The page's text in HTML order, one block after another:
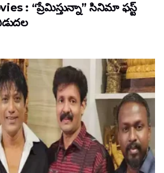
: “ప్రేమిస్తున్నా” సినిమా ఫస్ట్